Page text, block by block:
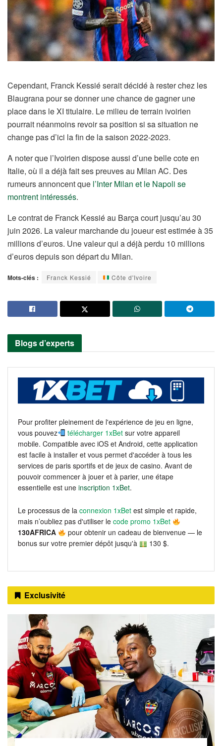
Cependant, Franck Kessié serait décidé à rester chez les
Blaugrana pour se donner une chance de gagner une
place dans le XI titulaire. Le milieu de terrain ivoirien
pourrait néanmoins revoir sa position si sa situation ne
change pas d’ici la fin de la saison 2022-2023.
A noter que l’Ivoirien dispose aussi d’une belle cote en
Italie, où il a déjà fait ses preuves au Milan AC. Des
rumeurs annoncent que l’Inter Milan et le Napoli se
montrent intéressés.
Le contrat de Franck Kessié au Barça court jusqu’au 30
juin 2026. La valeur marchande du joueur est estimée à 35
millions d’euros. Une valeur qui a déjà perdu 10 millions
d’euros depuis son départ du Milan.
Mots-clés : Franck Kessié Côte d'Ivoire
Blogs d’experts
Pour profiter pleinement de l'expérience de jeu en ligne,
vous pouvez
télécharger 1xBet sur votre appareil
mobile. Compatible avec iOS et Android, cette application
est facile à installer et vous permet d'accéder à tous les
services de paris sportifs et de jeux de casino. Avant de
pouvoir commencer à jouer et à parier, une étape
essentielle est une inscription 1xBet.
Le processus de la connexion 1xBet est simple et rapide,
mais n’oubliez pas d'utiliser le code promo 1xBet
130AFRICA
pour obtenir un cadeau de bienvenue — le
bonus sur votre premier dépôt jusqu'à
130 $.
Exclusivité